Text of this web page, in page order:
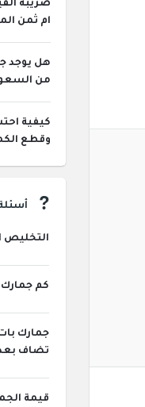
ضريبة
ام ثمن
من
كيفية
وقطع
التخليص
كم جمارك
جمارك
تضاف
قيمة